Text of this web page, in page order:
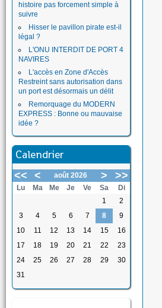
histoire pas forcement simple à
suivre
Hisser le pavillon pirate est-il
légal ?
L'ONU INTERDIT DE PORT 4
NAVIRES
L'accès en Zone d'Accès
Restreint sans autorisation dans
un port est désormais un délit
Remorquage du MODERN
EXPRESS : Bonne ou mauvaise
idée ?
Calendrier
<< < août 2026 > >>
Lu Ma Me Je Ve Sa
Di
1
2
3
4 5 6 7 8
9
10
11 12 13 14 15
16
17
18 19 20 21 22
23
24
25 26 27 28 29
30
31